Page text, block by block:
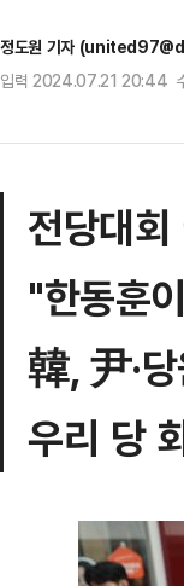
정도원 기자
입력 2024.07.21 20:44
전당대
"한동훈
韓, 尹·
우리 당